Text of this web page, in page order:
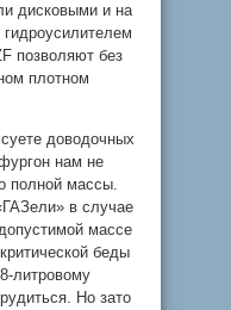
дисковыми и на
позволяют без
плотном
доводочных
нам не
полной массы.
в случае
массе
беды
литровому
Но зато